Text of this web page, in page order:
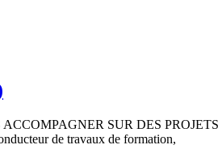
SUR DES
de travaux de formation,